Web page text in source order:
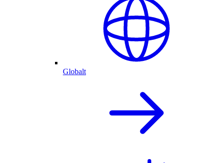
Globalt